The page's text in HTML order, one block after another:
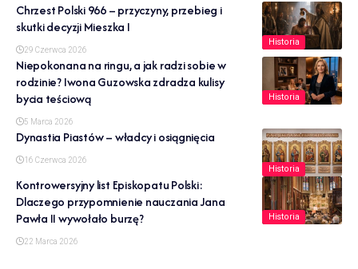
Historia
Chrzest Polski 966 – przyczyny, przebieg i
skutki decyzji Mieszka I
29 Czerwca 2026
Historia
Niepokonana na ringu, a jak radzi sobie w
rodzinie? Iwona Guzowska zdradza kulisy
bycia teściową
5 Marca 2026
Historia
Dynastia Piastów – władcy i osiągnięcia
16 Czerwca 2026
Historia
Kontrowersyjny list Episkopatu Polski:
Dlaczego przypomnienie nauczania Jana
Pawła II wywołało burzę?
22 Marca 2026